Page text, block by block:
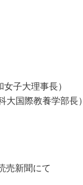
子大理事長）
大国際教養学部長）
売新聞にて